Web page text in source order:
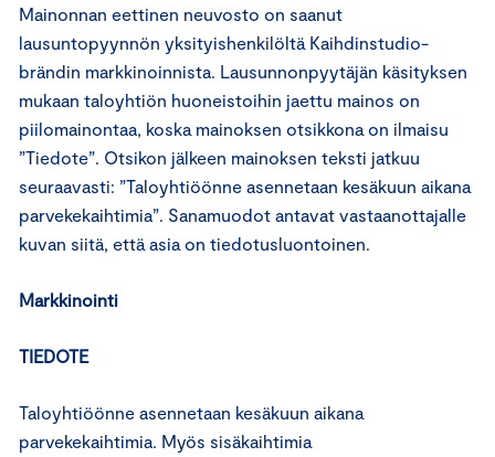
Mainonnan eettinen neuvosto on saanut
lausuntopyynnön yksityishenkilöltä Kaihdinstudio-
brändin markkinoinnista. Lausunnonpyytäjän käsityksen
mukaan taloyhtiön huoneistoihin jaettu mainos on
piilomainontaa, koska mainoksen otsikkona on ilmaisu
”Tiedote”. Otsikon jälkeen mainoksen teksti jatkuu
seuraavasti: ”Taloyhtiöönne asennetaan kesäkuun aikana
parvekekaihtimia”. Sanamuodot antavat vastaanottajalle
kuvan siitä, että asia on tiedotusluontoinen.
Markkinointi
TIEDOTE
Taloyhtiöönne asennetaan kesäkuun aikana
parvekekaihtimia. Myös sisäkaihtimia